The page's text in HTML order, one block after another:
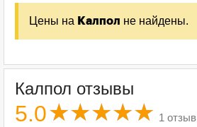
Цены на Калпол не найдены.
Калпол отзывы
5.0 1 отзыв